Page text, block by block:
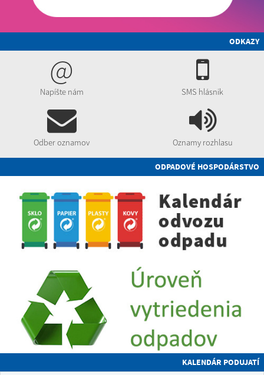
ODKAZY
@
Napíšte nám SMS hlásnik
Odber oznamov Oznamy rozhlasu
ODPADOVÉ HOSPODÁRSTVO
KALENDÁR PODUJATÍ